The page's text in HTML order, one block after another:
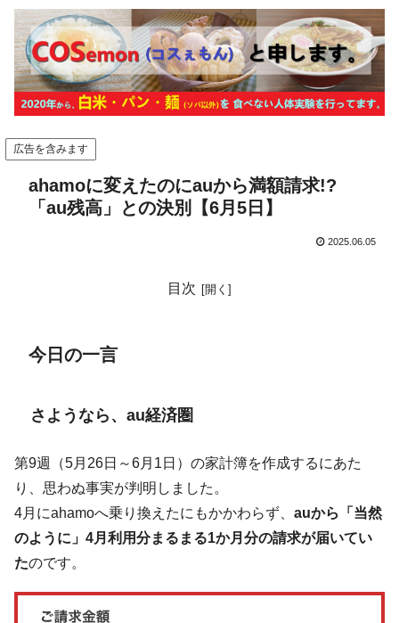
広告を含みます
ahamoに変えたのにauから満額請求!?
「au残高」との決別【6月5日】
2025.06.05
目次
今日の一言
さようなら、au経済圏
第9週（5月26日～6月1日）の家計簿を作成するにあた
り、思わぬ事実が判明しました。
4月にahamoへ乗り換えたにもかかわらず、 auから「当然
のように」4月利用分まるまる1か月分の請求が届いてい
たのです。